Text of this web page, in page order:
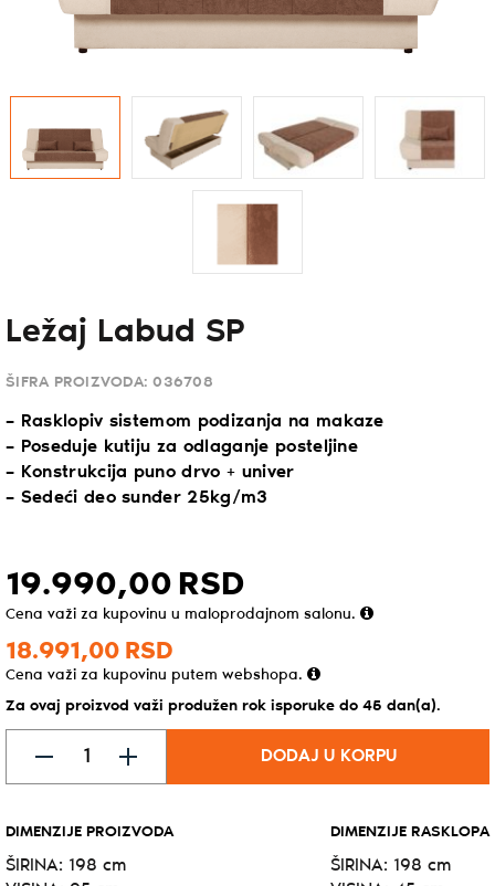
Ležaj Labud SP
ŠIFRA PROIZVODA:036708
– Rasklopiv sistemom podizanja na makaze
– Poseduje kutiju za odlaganje posteljine
– Konstrukcija puno drvo + univer
– Sedeći deo sunđer 25kg/m3
19.990,00 RSD
Cena važi za kupovinu u maloprodajnom salonu.
18.991,00 RSD
Cena važi za kupovinu putem webshopa.
Za ovaj proizvod važi produžen rok isporuke do 45 dan(a).
DODAJ U KORPU
DIMENZIJE PROIZVODA
ŠIRINA: 198 cm
DIMENZIJE RASKLOPA
ŠIRINA: 198 cm